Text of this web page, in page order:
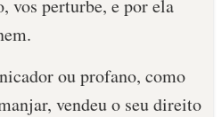
vos perturbe, e por ela
ou profano, como
vendeu o seu direito